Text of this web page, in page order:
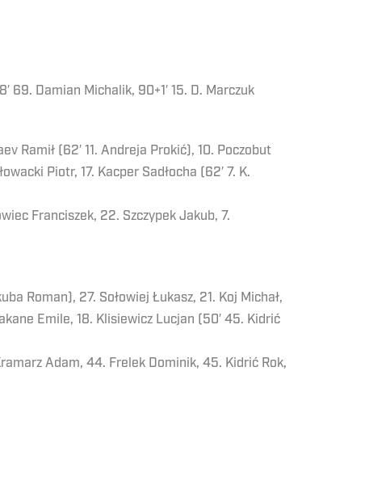
69. Damian Michalik, 90+1′ 15. D. Marczuk
Ramił (62′ 11. Andreja Prokić), 10. Poczobut
Piotr, 17. Kacper Sadłocha (62′ 7. K.
Franciszek, 22. Szczypek Jakub, 7.
Roman), 27. Sołowiej Łukasz, 21. Koj Michał,
Emile, 18. Klisiewicz Lucjan (50′ 45. Kidrić
Adam, 44. Frelek Dominik, 45. Kidrić Rok,